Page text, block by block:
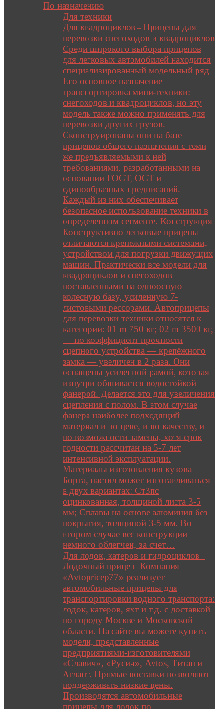
По назначению
Для техники
Для квадроциклов – Прицепы для
перевозки снегоходов и квадроциклов
Среди широкого выбора прицепов
для легковых автомобилей находится
специализированный модельный ряд.
Его основное назначение —
транспортировка мини-техники:
снегоходов и квадроциклов, но эту
модель также можно применять для
перевозки других грузов.
Сконструированы они на базе
прицепов общего назначения с теми
же предъявляемыми к ней
требованиями, разработанными на
основании ГОСТ, ОСТ и
единообразных предписаний.
Каждый из них обеспечивает
безопасное использование техники в
определенном сегменте. Конструкция
Конструктивно легковые прицепы
отличаются крепежными системами,
устройством для погрузки движущих
машин. Практически все модели для
квадроциклов и снегоходов
поставленными на одноосную
колесную базу, усиленную 7-
листовыми рессорами. Автоприцепы
для перевозки техники относятся к
категории: 01 m 750 кг; 02 m 3500 кг,
— но коэффициент прочности
сцепного устройства — крепёжного
замка — увеличен в 2 раза. Они
оснащены усиленной рамой, которая
изнутри обшивается водостойкой
фанерой. Делается это для увеличения
сцепления с полом. В этом случае
фанера наиболее подходящий
материал и по цене, и по качеству, и
по возможности замены, хотя срок
годности рассчитан на 5-7 лет
интенсивной эксплуатации.
Материалы изготовления кузова
Борта, настил может изготавливаться
в двух вариантах: Ст3пс
оцинкованная, толщиной листа 3-5
мм; Сплавы на основе алюминия без
покрытия, толщиной 3-5 мм. Во
втором случае вес конструкции
немного облегчен, за счет…
Для лодок, катеров и гидроциклов –
Лодочный прицеп Компания
«Avtopricep77» реализует
автомобильные прицепы для
транспортировки водного транспорта:
лодок, катеров, яхт и т.д. с доставкой
по городу Москве и Московской
области. На сайте вы можете купить
модели, представленные
предприятиями-изготовителями
«Славич», «Русич», Avtos, Титан и
Атлант. Прямые поставки позволяют
поддерживать низкие цены.
Производятся автомобильные
прицепы для лодок по